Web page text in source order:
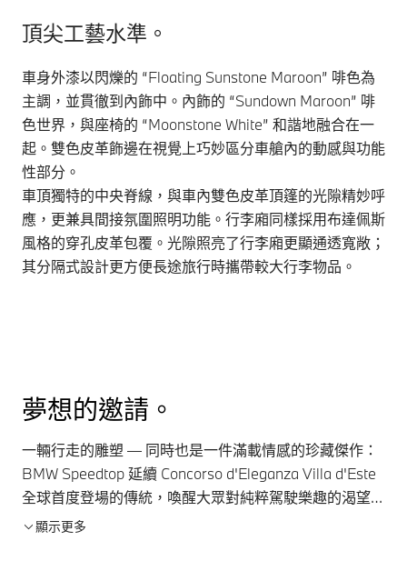
頂尖工藝水準。
車身外漆以閃爍的 “Floating Sunstone Maroon” 啡色為
主調，並貫徹到內飾中。內飾的 “Sundown Maroon” 啡
色世界，與座椅的 “Moonstone White” 和諧地融合在一
起。雙色皮革飾邊在視覺上巧妙區分車艙內的動感與功能
性部分。
車頂獨特的中央脊線，與車內雙色皮革頂篷的光隙精妙呼
應，更兼具間接氛圍照明功能。行李廂同樣採用布達佩斯
風格的穿孔皮革包覆。光隙照亮了行李廂更顯通透寬敞；
其分隔式設計更方便長途旅行時攜帶較大行李物品。
夢想的邀請。
一輛行走的雕塑 — 同時也是一件滿載情感的珍藏傑作：
BMW Speedtop 延續 Concorso d'Eleganza Villa d'Este
全球首度登場的傳統，喚醒大眾對純粹駕駛樂趣的渴望。
然而，這款設計也是一場夢想的邀請，因為它將以僅限
顯示更多